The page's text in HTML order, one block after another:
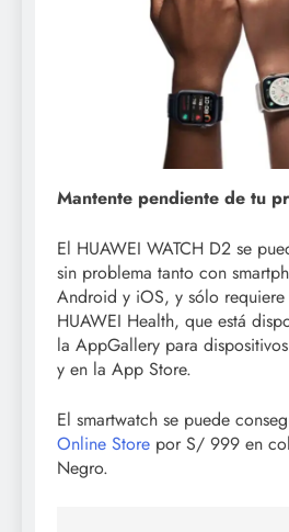
Mantente pendiente de tu
El HUAWEI WATCH D2 se
sin problema tanto con
Android y iOS, y sólo
HUAWEI Health, que está
la AppGallery para
y en la App Store.
El smartwatch se puede
Online Store por S/ 999 en
Negro.